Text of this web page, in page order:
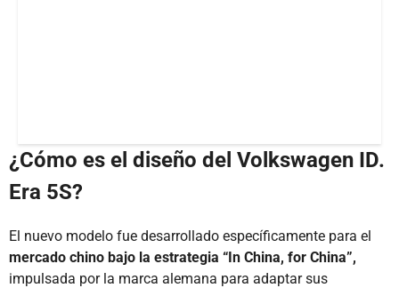
¿Cómo es el diseño del Volkswagen ID.
Era 5S?
El nuevo modelo fue desarrollado específicamente para el
mercado chino bajo la estrategia “In China, for China”,
impulsada por la marca alemana para adaptar sus